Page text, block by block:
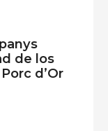
de los
d’Or